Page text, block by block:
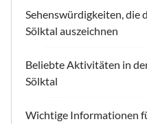
Sehenswürdigkeiten, die
Sölktal auszeichnen
Beliebte Aktivitäten in
Sölktal
Wichtige Informationen